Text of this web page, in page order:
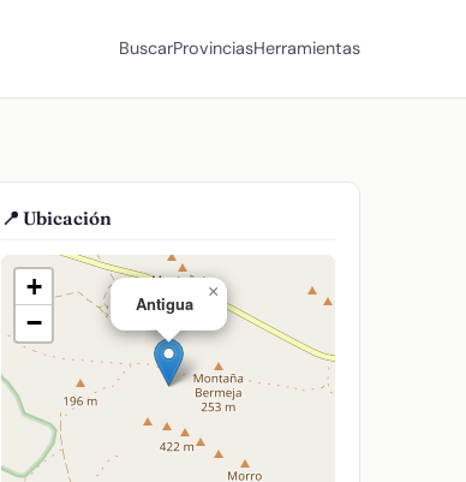
BuscarProvinciasHerramientas
📍 Ubicación
Antigua
×
+
−